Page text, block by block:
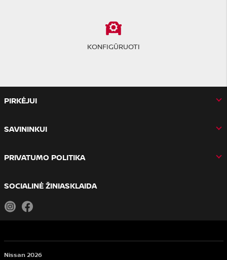
KONFIGŪRUOTI
PIRKĖJUI
SAVININKUI
PRIVATUMO POLITIKA
SOCIALINĖ ŽINIASKLAIDA
Instagram
Nissan 2026